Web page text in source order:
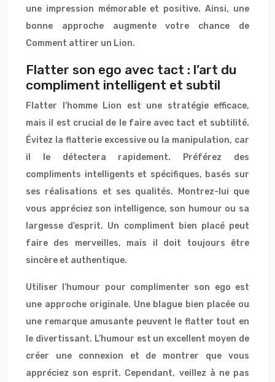
une impression mémorable et positive. Ainsi, une
bonne approche augmente votre chance de
Comment attirer un Lion.
Flatter son ego avec tact : l’art du
compliment intelligent et subtil
Flatter l’homme Lion est une stratégie efficace,
mais il est crucial de le faire avec tact et subtilité.
Évitez la flatterie excessive ou la manipulation, car
il le détectera rapidement. Préférez des
compliments intelligents et spécifiques, basés sur
ses réalisations et ses qualités. Montrez-lui que
vous appréciez son intelligence, son humour ou sa
largesse d’esprit. Un compliment bien placé peut
faire des merveilles, mais il doit toujours être
sincère et authentique.
Utiliser l’humour pour complimenter son ego est
une approche originale. Une blague bien placée ou
une remarque amusante peuvent le flatter tout en
le divertissant. L’humour est un excellent moyen de
créer une connexion et de montrer que vous
appréciez son esprit. Cependant, veillez à ne pas